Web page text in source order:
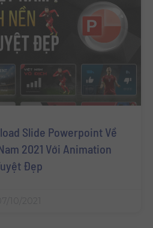
Slide Powerpoint Về
2021 Với Animation
Đẹp